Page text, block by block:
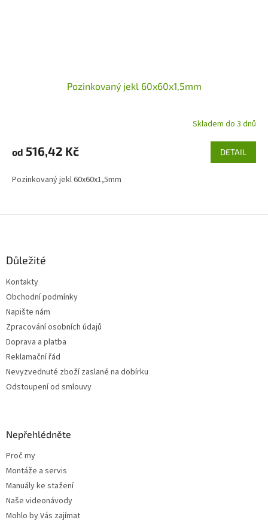
Pozinkovaný jekl 60x60x1,5mm
Skladem do 3 dnů
od 516,42 Kč DETAIL
Pozinkovaný jekl 60x60x1,5mm
Důležité
Kontakty
Obchodní podmínky
Napište nám
Zpracování osobních údajů
Doprava a platba
Reklamační řád
Nevyzvednuté zboží zaslané na dobírku
Odstoupení od smlouvy
Nepřehlédněte
Proč my
Montáže a servis
Manuály ke stažení
Naše videonávody
Mohlo by Vás zajímat